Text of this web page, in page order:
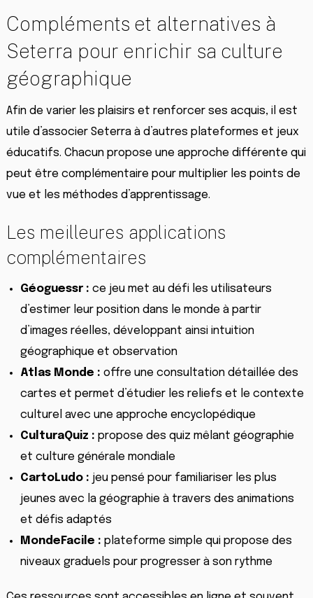
Compléments et alternatives à
Seterra pour enrichir sa culture
géographique
Afin de varier les plaisirs et renforcer ses acquis, il est
utile d’associer Seterra à d’autres plateformes et jeux
éducatifs. Chacun propose une approche différente qui
peut être complémentaire pour multiplier les points de
vue et les méthodes d’apprentissage.
Les meilleures applications
complémentaires
Géoguessr : ce jeu met au défi les utilisateurs
d’estimer leur position dans le monde à partir
d’images réelles, développant ainsi intuition
géographique et observation
Atlas Monde : offre une consultation détaillée des
cartes et permet d’étudier les reliefs et le contexte
culturel avec une approche encyclopédique
CulturaQuiz : propose des quiz mêlant géographie
et culture générale mondiale
CartoLudo : jeu pensé pour familiariser les plus
jeunes avec la géographie à travers des animations
et défis adaptés
MondeFacile : plateforme simple qui propose des
niveaux graduels pour progresser à son rythme